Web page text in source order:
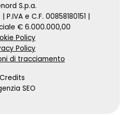
S.p.a.
P.IVA e C.F. 00858180151 |
€ 6.000.000,00
Policy
Policy
di tracciamento
Credits
SEO